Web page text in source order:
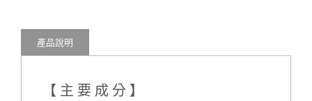
產品說明
【主要成分】